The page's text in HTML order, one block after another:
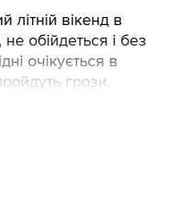
вікенд в
обійдеться і без
очікується в
грози.